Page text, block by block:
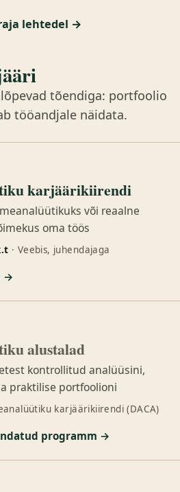
lehtedel →
tõendiga: portfoolio
tööandjale näidata.
karjäärikiirendi
või reaalne
oma töös
· Veebis, juhendajaga
→
alustalad
kontrollitud analüüsini,
praktilise portfoolioni
karjäärikiirendi (DACA)
programm →